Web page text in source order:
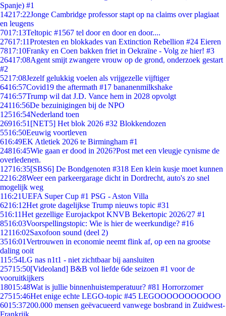
Spanje) #1
14217:22Jonge Cambridge professor stapt op na claims over plagiaat
en leugens
7017:13Teltopic #1567 tel door en door en door....
27617:11Protesten en blokkades van Extinction Rebellion #24 Eieren
7817:10Franky en Coen bakken friet in Oekraïne - Volg ze hier! #3
26417:08Agent smijt zwangere vrouw op de grond, onderzoek gestart
#2
5217:08Jezelf gelukkig voelen als vrijgezelle vijftiger
6416:57Covid19 the aftermath #17 bananenmilkshake
7416:57Trump wil dat J.D. Vance hem in 2028 opvolgt
24116:56De bezuinigingen bij de NPO
12516:54Nederland toen
26916:51 [NET5] Het blok 2026 #32 Blokkendozen
5516:50Eeuwig voortleven
616:49EK Atletiek 2026 te Birmingham #1
24816:45Wie gaan er dood in 2026?Post met een vleugje cynisme de
overledenen.
12716:35[SBS6] De Bondgenoten #318 Een klein kusje moet kunnen
2216:28Weer een parkeergarage dicht in Dordrecht, auto's zo snel
mogelijk weg
116:21UEFA Super Cup #1 PSG - Aston Villa
6216:12Het grote dagelijkse Trump nieuws topic #31
516:11Het gezellige Eurojackpot KNVB Bekertopic 2026/27 #1
8516:03Voorspellingstopic: Wie is hier de weerkundige? #16
12116:02Saxofoon sound (deel 2)
3516:01Vertrouwen in economie neemt flink af, op een na grootse
daling ooit
115:54LG nas n1t1 - niet zichtbaar bij aansluiten
25715:50[Videoland] B&B vol liefde 6de seizoen #1 voor de
vooruitkijkers
18015:48Wat is jullie binnenhuistemperatuur? #81 Horrorzomer
27515:46Het enige echte LEGO-topic #45 LEGOOOOOOOOOOO
6015:37200.000 mensen geëvacueerd vanwege bosbrand in Zuidwest-
Frankrijk